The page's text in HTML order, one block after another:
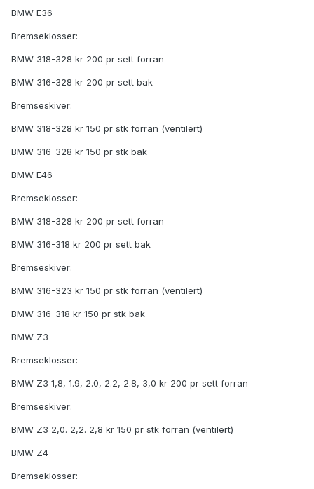
BMW E36
Bremseklosser:
BMW 318-328 kr 200 pr sett forran
BMW 316-328 kr 200 pr sett bak
Bremseskiver:
BMW 318-328 kr 150 pr stk forran (ventilert)
BMW 316-328 kr 150 pr stk bak
BMW E46
Bremseklosser:
BMW 318-328 kr 200 pr sett forran
BMW 316-318 kr 200 pr sett bak
Bremseskiver:
BMW 316-323 kr 150 pr stk forran (ventilert)
BMW 316-318 kr 150 pr stk bak
BMW Z3
Bremseklosser:
BMW Z3 1,8, 1.9, 2.0, 2.2, 2.8, 3,0 kr 200 pr sett forran
Bremseskiver:
BMW Z3 2,0. 2,2. 2,8 kr 150 pr stk forran (ventilert)
BMW Z4
Bremseklosser: